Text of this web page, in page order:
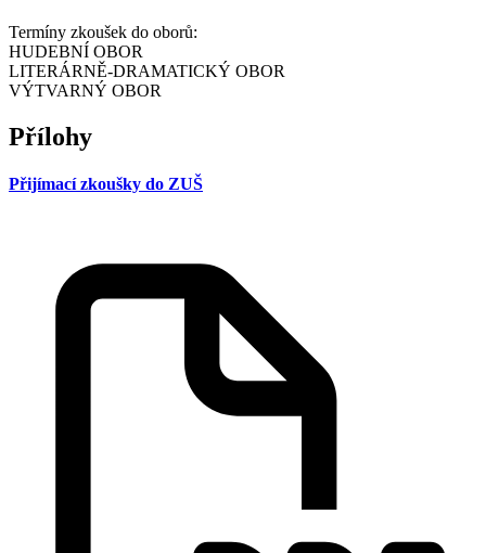
Termíny zkoušek do oborů:
HUDEBNÍ OBOR
LITERÁRNĚ-DRAMATICKÝ OBOR
VÝTVARNÝ OBOR
Přílohy
Přijímací zkoušky do ZUŠ